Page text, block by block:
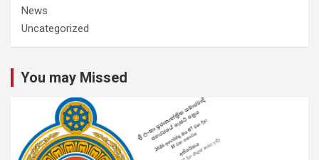
News
Uncategorized
You may Missed